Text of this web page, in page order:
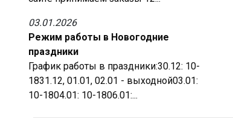
03.01.2026
Режим работы в Новогодние
праздники
График работы в праздники:30.12: 10-
1831.12, 01.01, 02.01 - выходной03.01:
10-1804.01: 10-1806.01:...